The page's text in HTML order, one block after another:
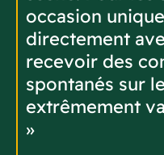
occasion
directement
recevoir des
spontanés sur
extrêmement
»